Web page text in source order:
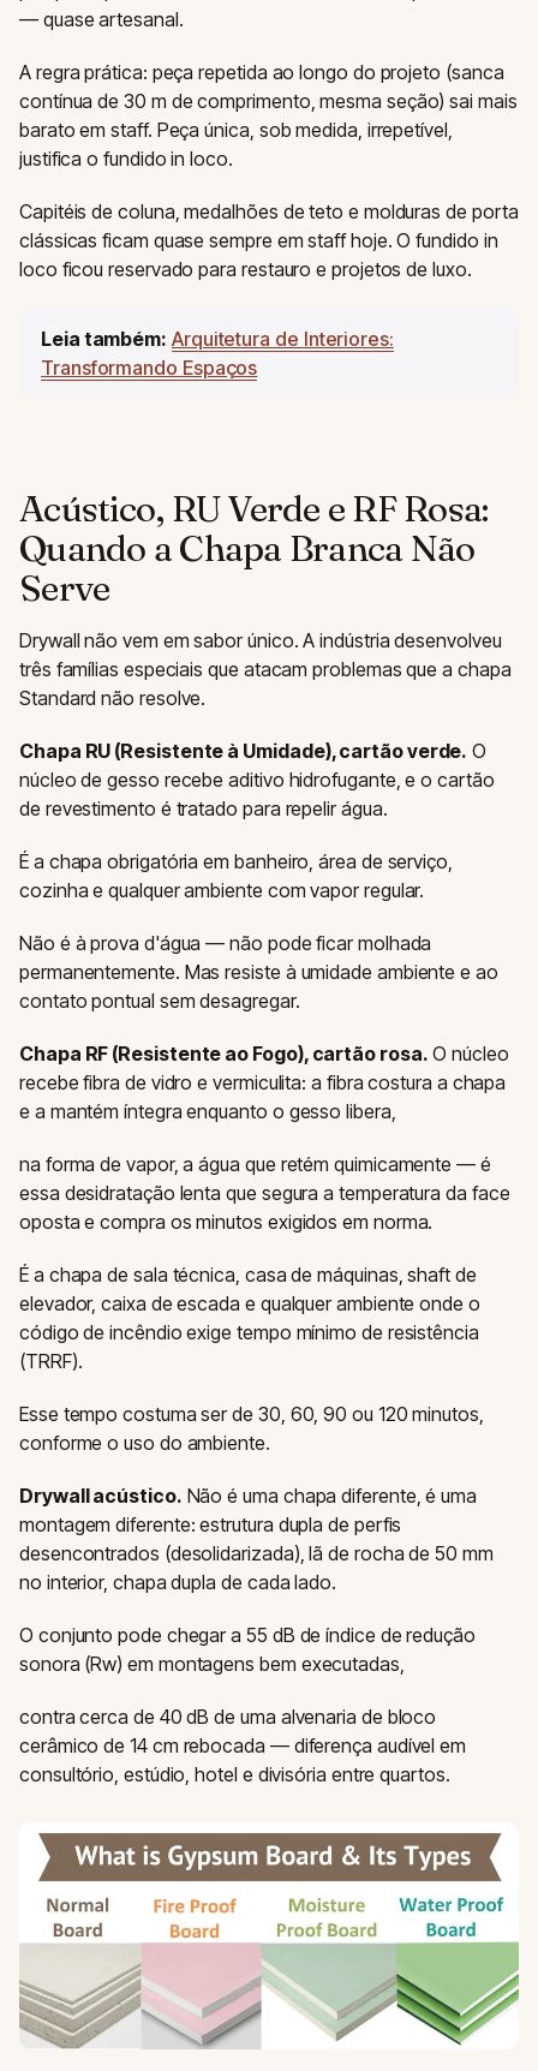
— quase artesanal.
A regra prática: peça repetida ao longo do projeto (sanca
contínua de 30 m de comprimento, mesma seção) sai mais
barato em staff. Peça única, sob medida, irrepetível,
justifica o fundido in loco.
Capitéis de coluna, medalhões de teto e molduras de porta
clássicas ficam quase sempre em staff hoje. O fundido in
loco ficou reservado para restauro e projetos de luxo.
Leia também: Arquitetura de Interiores:
Transformando Espaços
Acústico, RU Verde e RF Rosa:
Quando a Chapa Branca Não
Serve
Drywall não vem em sabor único. A indústria desenvolveu
três famílias especiais que atacam problemas que a chapa
Standard não resolve.
Chapa RU (Resistente à Umidade), cartão verde. O
núcleo de gesso recebe aditivo hidrofugante, e o cartão
de revestimento é tratado para repelir água.
É a chapa obrigatória em banheiro, área de serviço,
cozinha e qualquer ambiente com vapor regular.
Não é à prova d'água — não pode ficar molhada
permanentemente. Mas resiste à umidade ambiente e ao
contato pontual sem desagregar.
Chapa RF (Resistente ao Fogo), cartão rosa. O núcleo
recebe fibra de vidro e vermiculita: a fibra costura a chapa
e a mantém íntegra enquanto o gesso libera,
na forma de vapor, a água que retém quimicamente — é
essa desidratação lenta que segura a temperatura da face
oposta e compra os minutos exigidos em norma.
É a chapa de sala técnica, casa de máquinas, shaft de
elevador, caixa de escada e qualquer ambiente onde o
código de incêndio exige tempo mínimo de resistência
(TRRF).
Esse tempo costuma ser de 30, 60, 90 ou 120 minutos,
conforme o uso do ambiente.
Drywall acústico. Não é uma chapa diferente, é uma
montagem diferente: estrutura dupla de perfis
desencontrados (desolidarizada), lã de rocha de 50 mm
no interior, chapa dupla de cada lado.
O conjunto pode chegar a 55 dB de índice de redução
sonora (Rw) em montagens bem executadas,
contra cerca de 40 dB de uma alvenaria de bloco
cerâmico de 14 cm rebocada — diferença audível em
consultório, estúdio, hotel e divisória entre quartos.